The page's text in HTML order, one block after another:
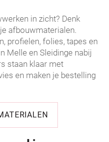
in zicht? Denk
afbouwmaterialen.
profielen, folies, tapes en
Melle en Sleidinge nabij
staan klaar met
en maken je bestelling